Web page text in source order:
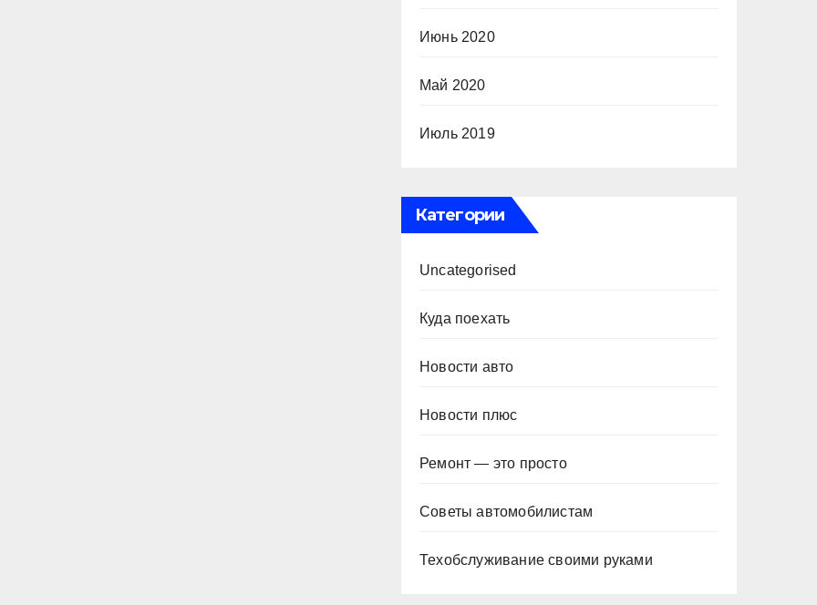
Июнь 2020
Май 2020
Июль 2019
Категории
Uncategorised
Куда поехать
Новости авто
Новости плюс
Ремонт — это просто
Советы автомобилистам
Техобслуживание своими руками